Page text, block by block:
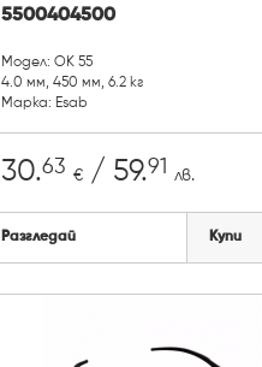
5500404500
Модел: OK 55
4.0 мм, 450 мм, 6.2 кг
Марка: Esab
30.63 €/ 59.91 лв.
Разгледай Купи